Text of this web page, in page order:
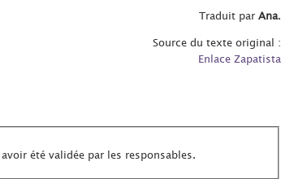
Traduit parAna.
Source du texte original :
Enlace Zapatista
été validée par les responsables.